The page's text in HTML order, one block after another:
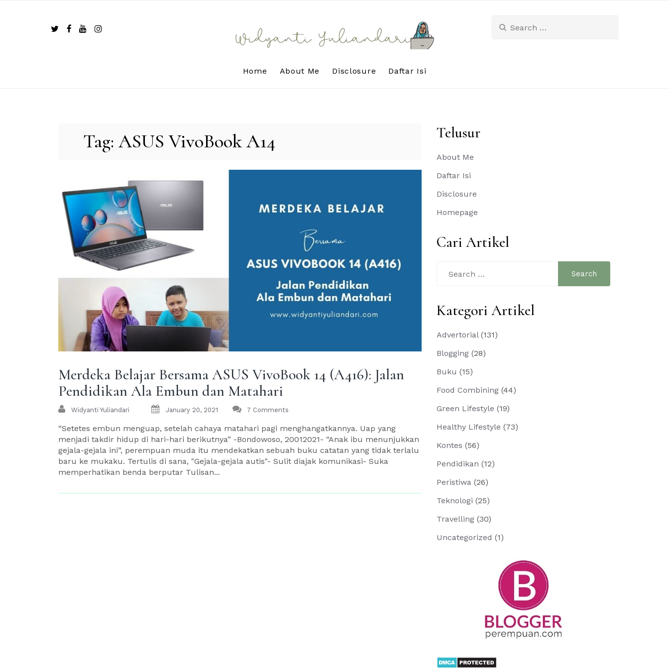
for:
Home About Me Disclosure Daftar Isi
Tag:ASUS VivoBook A14
Merdeka Belajar Bersama ASUS VivoBook 14 (A416): Jalan
Pendidikan Ala Embun dan Matahari
Widyanti Yuliandari January 20, 2021 7 Comments
“Setetes embun menguap, setelah cahaya matahari pagi menghangatkannya. Uap yang
menjadi takdir hidup di hari-hari berikutnya” -Bondowoso, 20012021- “Anak ibu menunjukkan
gejala-gejala ini”, perempuan muda itu mendekatkan sebuah buku catatan yang tidak terlalu
baru ke mukaku. Tertulis di sana, "Gejala-gejala autis"- Sulit diajak komunikasi- Suka
memperhatikan benda berputar Tulisan...
Telusur
About Me
Daftar Isi
Disclosure
Homepage
Cari Artikel
for:
Kategori Artikel
Advertorial(131)
Blogging (28)
Buku (15)
Food Combining (44)
Green Lifestyle (19)
Healthy Lifestyle (73)
Kontes (56)
Pendidikan (12)
Peristiwa (26)
Teknologi (25)
Travelling (30)
Uncategorized (1)